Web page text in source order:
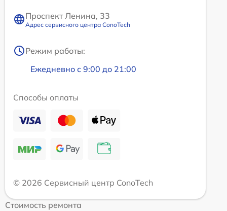
Проспект Ленина, 33
Адрес сервисного центра ConoTech
Режим работы:
Ежедневно с 9:00 до 21:00
Способы оплаты
© 2026 Сервисный центр ConoTech
Стоимость ремонта